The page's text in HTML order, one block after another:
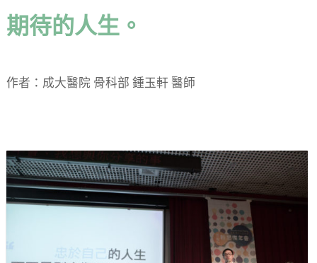
期待的人生。
作者：成大醫院 骨科部 鍾玉軒 醫師